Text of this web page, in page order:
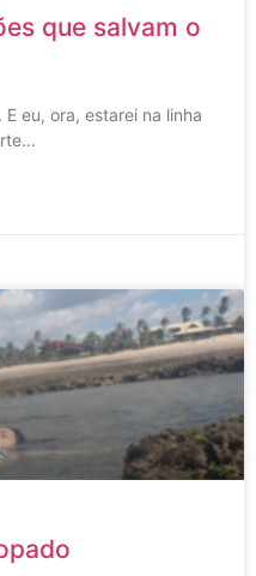
que salvam o
eu, ora, estarei na linha